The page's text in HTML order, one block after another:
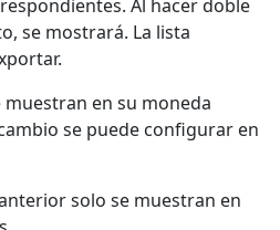
Al hacer doble
se mostrará. La lista
muestran en su moneda
se puede configurar en
solo se muestran en